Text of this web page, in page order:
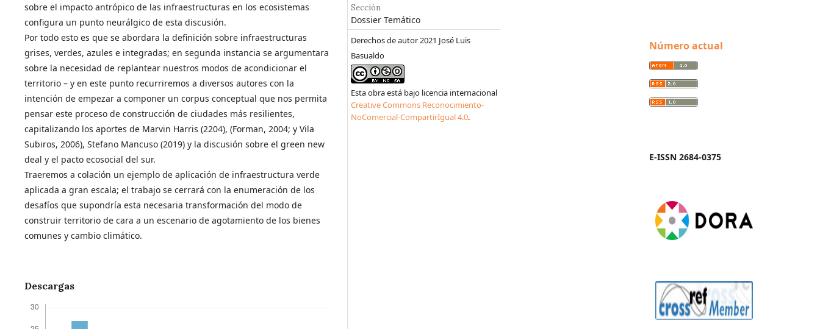
sobre el impacto antrópico de las infraestructuras en los ecosistemas
configura un punto neurálgico de esta discusión.
Por todo esto es que se abordara la definición sobre infraestructuras
grises, verdes, azules e integradas; en segunda instancia se argumentara
sobre la necesidad de replantear nuestros modos de acondicionar el
territorio – y en este punto recurriremos a diversos autores con la
intención de empezar a componer un corpus conceptual que nos permita
pensar este proceso de construcción de ciudades más resilientes,
capitalizando los aportes de Marvin Harris (2204), (Forman, 2004; y Vila
Subiros, 2006), Stefano Mancuso (2019) y la discusión sobre el green new
deal y el pacto ecosocial del sur.
Traeremos a colación un ejemplo de aplicación de infraestructura verde
aplicada a gran escala; el trabajo se cerrará con la enumeración de los
desafíos que supondría esta necesaria transformación del modo de
construir territorio de cara a un escenario de agotamiento de los bienes
comunes y cambio climático.
Descargas
Sección
Dossier Temático
Derechos de autor 2021 José Luis
Basualdo
Esta obra está bajo licencia internacional
Creative Commons Reconocimiento-
NoComercial-CompartirIgual 4.0.
Número actual
E-ISSN 2684-0375